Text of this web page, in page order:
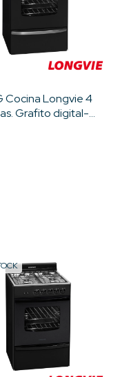
Cocina Longvie 4
Grafito digital-